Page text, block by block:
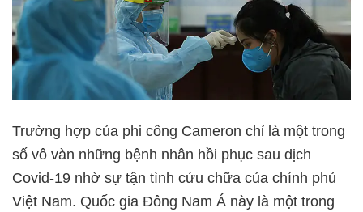
Trường hợp của phi công Cameron chỉ là một trong
số vô vàn những bệnh nhân hồi phục sau dịch
Covid-19 nhờ sự tận tình cứu chữa của chính phủ
Việt Nam. Quốc gia Đông Nam Á này là một trong